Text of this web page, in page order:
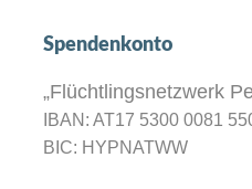
Spendenkonto
„Flüchtlingsnetzwerk
IBAN: AT17 5300 0081
BIC: HYPNATWW